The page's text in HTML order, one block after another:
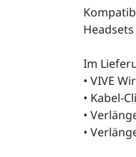
Im
• VIVE
• Kabel-
•
•